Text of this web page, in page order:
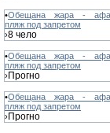
•Обещана жара -
пляж под запретом
›8 чело
•Обещана жара -
пляж под запретом
›Прогно
•Обещана жара -
пляж под запретом
›Прогно